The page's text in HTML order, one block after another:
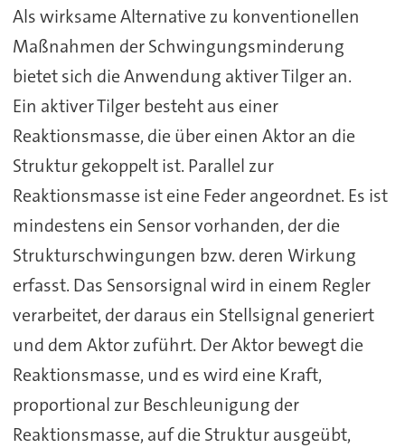
Als wirksame Alternative zu konventionellen
Maßnahmen der Schwingungsminderung
bietet sich die Anwendung aktiver Tilger an.
Ein aktiver Tilger besteht aus einer
Reaktionsmasse, die über einen Aktor an die
Struktur gekoppelt ist. Parallel zur
Reaktionsmasse ist eine Feder angeordnet. Es ist
mindestens ein Sensor vorhanden, der die
Strukturschwingungen bzw. deren Wirkung
erfasst. Das Sensorsignal wird in einem Regler
verarbeitet, der daraus ein Stellsignal generiert
und dem Aktor zuführt. Der Aktor bewegt die
Reaktionsmasse, und es wird eine Kraft,
proportional zur Beschleunigung der
Reaktionsmasse, auf die Struktur ausgeübt,